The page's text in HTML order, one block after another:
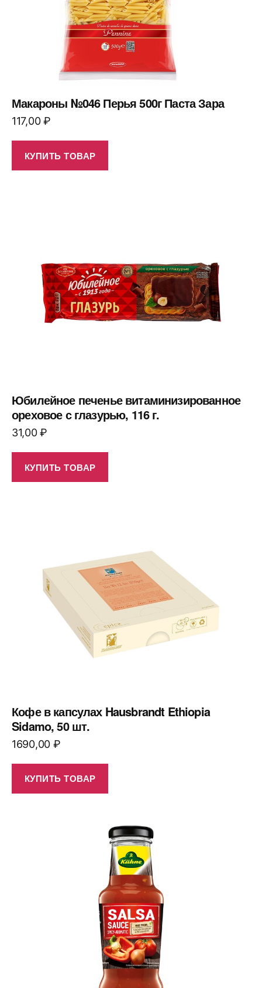
Макароны №046 Перья 500г Паста Зара
117,00₽
КУПИТЬ ТОВАР
Юбилейное печенье витаминизированное
ореховое с глазурью, 116 г.
31,00₽
КУПИТЬ ТОВАР
Кофе в капсулах Hausbrandt Ethiopia
Sidamo, 50 шт.
1690,00 ₽
КУПИТЬ ТОВАР